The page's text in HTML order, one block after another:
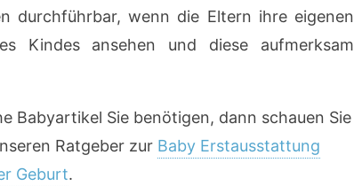
durchführbar, wenn die Eltern ihre eigenen
Kindes ansehen und diese aufmerksam
Babyartikel Sie benötigen, dann schauen Sie
Ratgeber zur Baby Erstausstattung
Geburt.